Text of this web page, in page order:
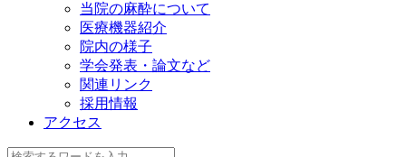
当院の麻酔について
医療機器紹介
院内の様子
学会発表・論文など
関連リンク
採用情報
アクセス